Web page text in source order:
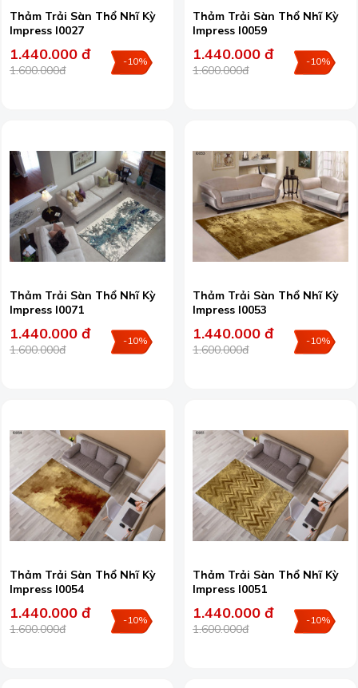
Thảm Trải Sàn Thổ Nhĩ Kỳ
Impress I0027
1.440.000 đ
1.600.000đ
-10%
Thảm Trải Sàn Thổ Nhĩ Kỳ
Impress I0059
1.440.000 đ
1.600.000đ
-10%
Thảm Trải Sàn Thổ Nhĩ Kỳ
Impress I0071
1.440.000 đ
1.600.000đ
-10%
Thảm Trải Sàn Thổ Nhĩ Kỳ
Impress I0053
1.440.000 đ
1.600.000đ
-10%
Thảm Trải Sàn Thổ Nhĩ Kỳ
Impress I0054
1.440.000 đ
1.600.000đ
-10%
Thảm Trải Sàn Thổ Nhĩ Kỳ
Impress I0051
1.440.000 đ
1.600.000đ
-10%